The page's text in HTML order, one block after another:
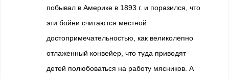
побывал в Америке в 1893 г. и поразился, что
эти бойни считаются местной
достопримечательностью, как великолепно
отлаженный конвейер, что туда приводят
детей полюбоваться на работу мясников. А